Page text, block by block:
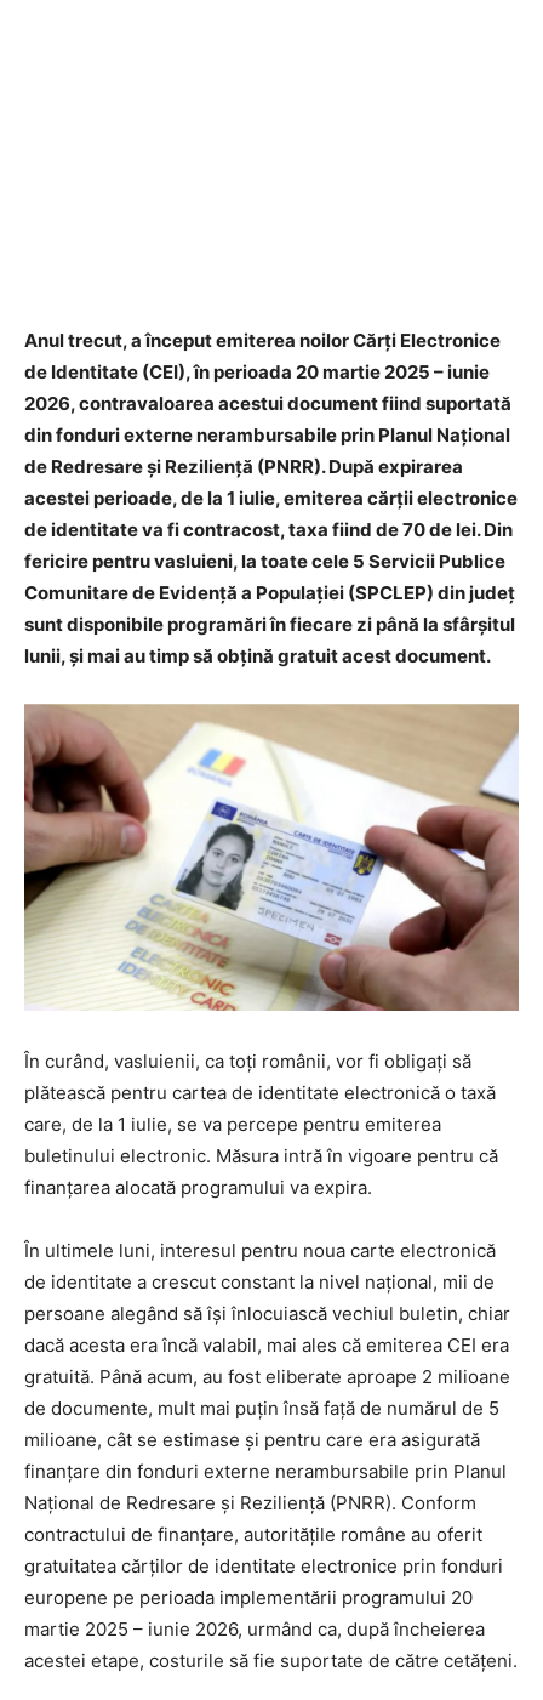
Anul trecut, a început emiterea noilor Cărți Electronice
de Identitate (CEI), în perioada 20 martie 2025 – iunie
2026, contravaloarea acestui document fiind suportată
din fonduri externe nerambursabile prin Planul Național
de Redresare și Reziliență (PNRR). După expirarea
acestei perioade, de la 1 iulie, emiterea cărții electronice
de identitate va fi contracost, taxa fiind de 70 de lei. Din
fericire pentru vasluieni, la toate cele 5 Servicii Publice
Comunitare de Evidență a Populației (SPCLEP) din județ
sunt disponibile programări în fiecare zi până la sfârșitul
lunii, și mai au timp să obțină gratuit acest document.
În curând, vasluienii, ca toți românii, vor fi obligați să
plătească pentru cartea de identitate electronică o taxă
care, de la 1 iulie, se va percepe pentru emiterea
buletinului electronic. Măsura intră în vigoare pentru că
finanțarea alocată programului va expira.
În ultimele luni, interesul pentru noua carte electronică
de identitate a crescut constant la nivel național, mii de
persoane alegând să își înlocuiască vechiul buletin, chiar
dacă acesta era încă valabil, mai ales că emiterea CEI era
gratuită. Până acum, au fost eliberate aproape 2 milioane
de documente, mult mai puțin însă față de numărul de 5
milioane, cât se estimase și pentru care era asigurată
finanțare din fonduri externe nerambursabile prin Planul
Național de Redresare și Reziliență (PNRR). Conform
contractului de finanțare, autoritățile române au oferit
gratuitatea cărților de identitate electronice prin fonduri
europene pe perioada implementării programului 20
martie 2025 – iunie 2026, urmând ca, după încheierea
acestei etape, costurile să fie suportate de către cetățeni.